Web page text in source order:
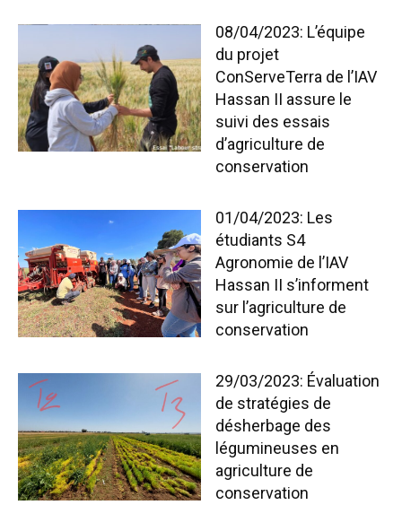
08/04/2023: L’équipe
du projet
ConServeTerra de l’IAV
Hassan II assure le
suivi des essais
d’agriculture de
conservation
01/04/2023: Les
étudiants S4
Agronomie de l’IAV
Hassan II s’informent
sur l’agriculture de
conservation
29/03/2023: Évaluation
de stratégies de
désherbage des
légumineuses en
agriculture de
conservation